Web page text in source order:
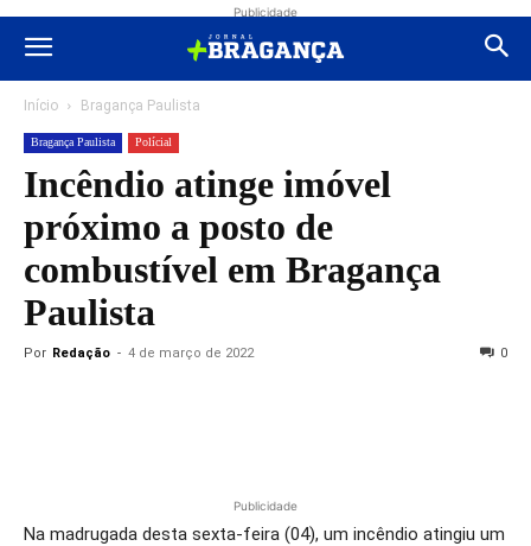
Publicidade
Início Bragança Paulista
Bragança Paulista Polícial
Incêndio atinge imóvel
próximo a posto de
combustível em Bragança
Paulista
Por Redação - 4 de março de 2022 0
Publicidade
Na madrugada desta sexta-feira (04), um incêndio atingiu um